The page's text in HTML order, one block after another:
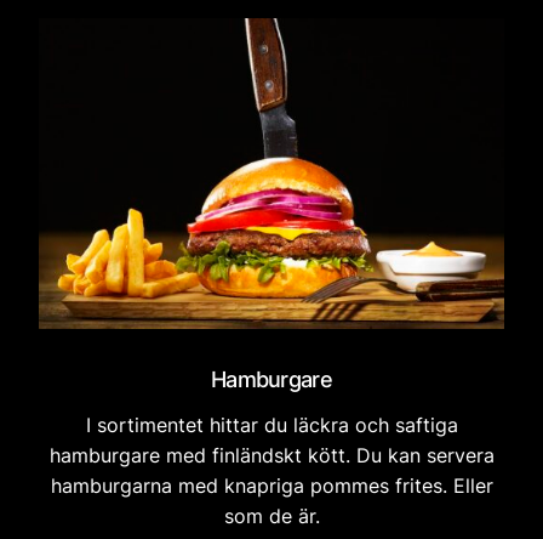
Hamburgare
I sortimentet hittar du läckra och saftiga
hamburgare med finländskt kött. Du kan servera
hamburgarna med knapriga pommes frites. Eller
som de är.